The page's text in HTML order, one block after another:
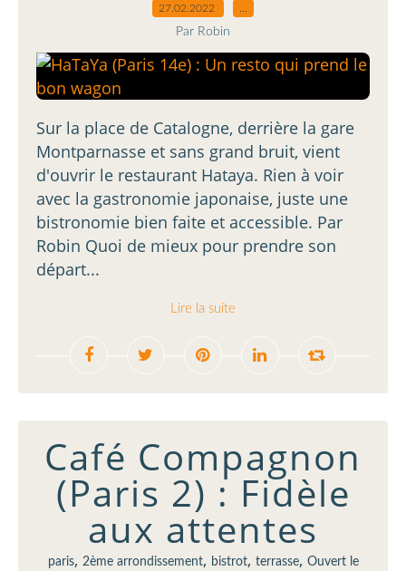
27.02.2022
Par Robin
Sur la place de Catalogne, derrière la gare
Montparnasse et sans grand bruit, vient
d'ouvrir le restaurant Hataya. Rien à voir
avec la gastronomie japonaise, juste une
bistronomie bien faite et accessible. Par
Robin Quoi de mieux pour prendre son
départ...
Lire la suite
Café Compagnon
(Paris 2) : Fidèle
aux attentes
paris, 2ème arrondissement, bistrot, terrasse, Ouvert le